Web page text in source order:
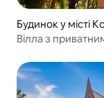
Будинок у місті
Вілла з